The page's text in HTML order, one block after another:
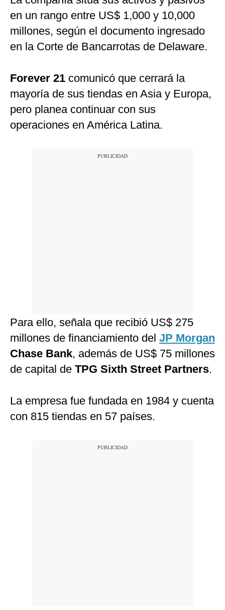
en un rango entre US$ 1,000 y 10,000
millones, según el documento ingresado
en la Corte de Bancarrotas de Delaware.
Forever 21 comunicó que cerrará la
mayoría de sus tiendas en Asia y Europa,
pero planea continuar con sus
operaciones en América Latina.
Para ello, señala que recibió US$ 275
millones de financiamiento del JP Morgan
Chase Bank, además de US$ 75 millones
de capital de TPG Sixth Street Partners.
La empresa fue fundada en 1984 y cuenta
con 815 tiendas en 57 países.